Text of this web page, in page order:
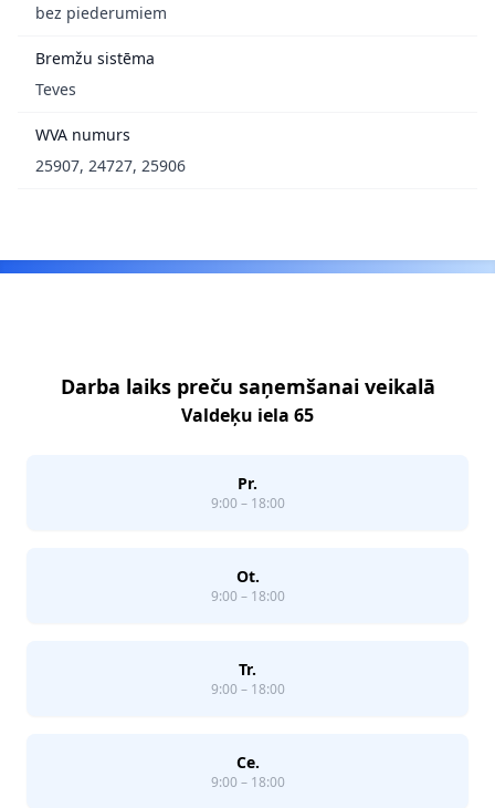
bez piederumiem
Bremžu sistēma
Teves
WVA numurs
25907, 24727, 25906
Darba laiks preču saņemšanai veikalā
Valdeķu iela 65
Pr.
9:00 – 18:00
Ot.
9:00 – 18:00
Tr.
9:00 – 18:00
Ce.
9:00 – 18:00